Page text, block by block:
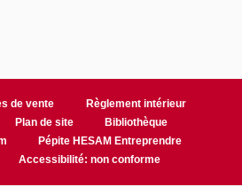
de vente
Règlement intérieur
Plan de site
Bibliothèque
Pépite HESAM Entreprendre
Accessibilité: non conforme